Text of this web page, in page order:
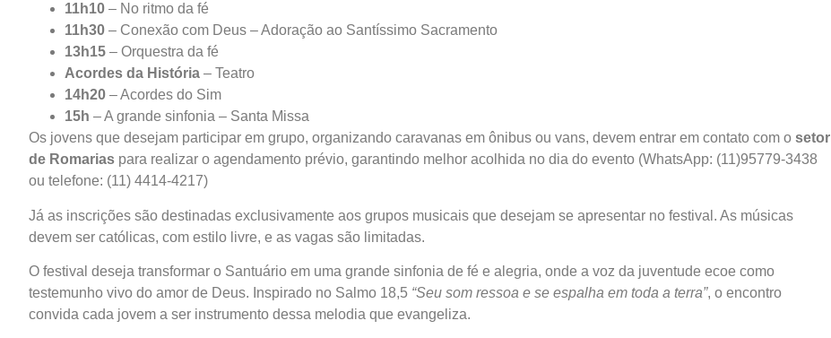
11h10 – No ritmo da fé
11h30 – Conexão com Deus – Adoração ao Santíssimo Sacramento
13h15 – Orquestra da fé
Acordes da História – Teatro
14h20 – Acordes do Sim
15h – A grande sinfonia – Santa Missa
Os jovens que desejam participar em grupo, organizando caravanas em ônibus ou vans, devem entrar em contato com o setor
de Romarias para realizar o agendamento prévio, garantindo melhor acolhida no dia do evento (WhatsApp: (11)95779-3438
ou telefone: (11) 4414-4217)
Já as inscrições são destinadas exclusivamente aos grupos musicais que desejam se apresentar no festival. As músicas
devem ser católicas, com estilo livre, e as vagas são limitadas.
O festival deseja transformar o Santuário em uma grande sinfonia de fé e alegria, onde a voz da juventude ecoe como
testemunho vivo do amor de Deus. Inspirado no Salmo 18,5 “Seu som ressoa e se espalha em toda a terra”, o encontro
convida cada jovem a ser instrumento dessa melodia que evangeliza.